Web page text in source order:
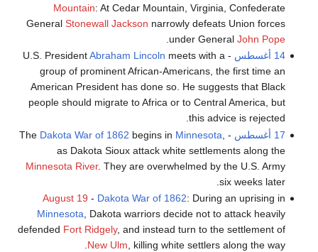
Mountain: At Cedar Mountain, Virginia, Confederate
General Stonewall Jackson narrowly defeats Union forces
under General John Pope
14 أغسطس
- U.S. President
Abraham Lincoln meets with a
group of prominent African-Americans, the first time an
American President has done so. He suggests that Black
people should migrate to Africa or to Central America, but
this advice is rejected.
17 أغسطس
- The
Dakota War of 1862 begins in Minnesota
as Dakota Sioux attack white settlements along the
Minnesota River. They are overwhelmed by the U.S. Army
six weeks later.
August 19 - Dakota War of 1862: During an uprising in
Minnesota , Dakota warriors decide not to attack heavily
defended Fort Ridgely, and instead turn to the settlement of
New Ulm , killing white settlers along the way.